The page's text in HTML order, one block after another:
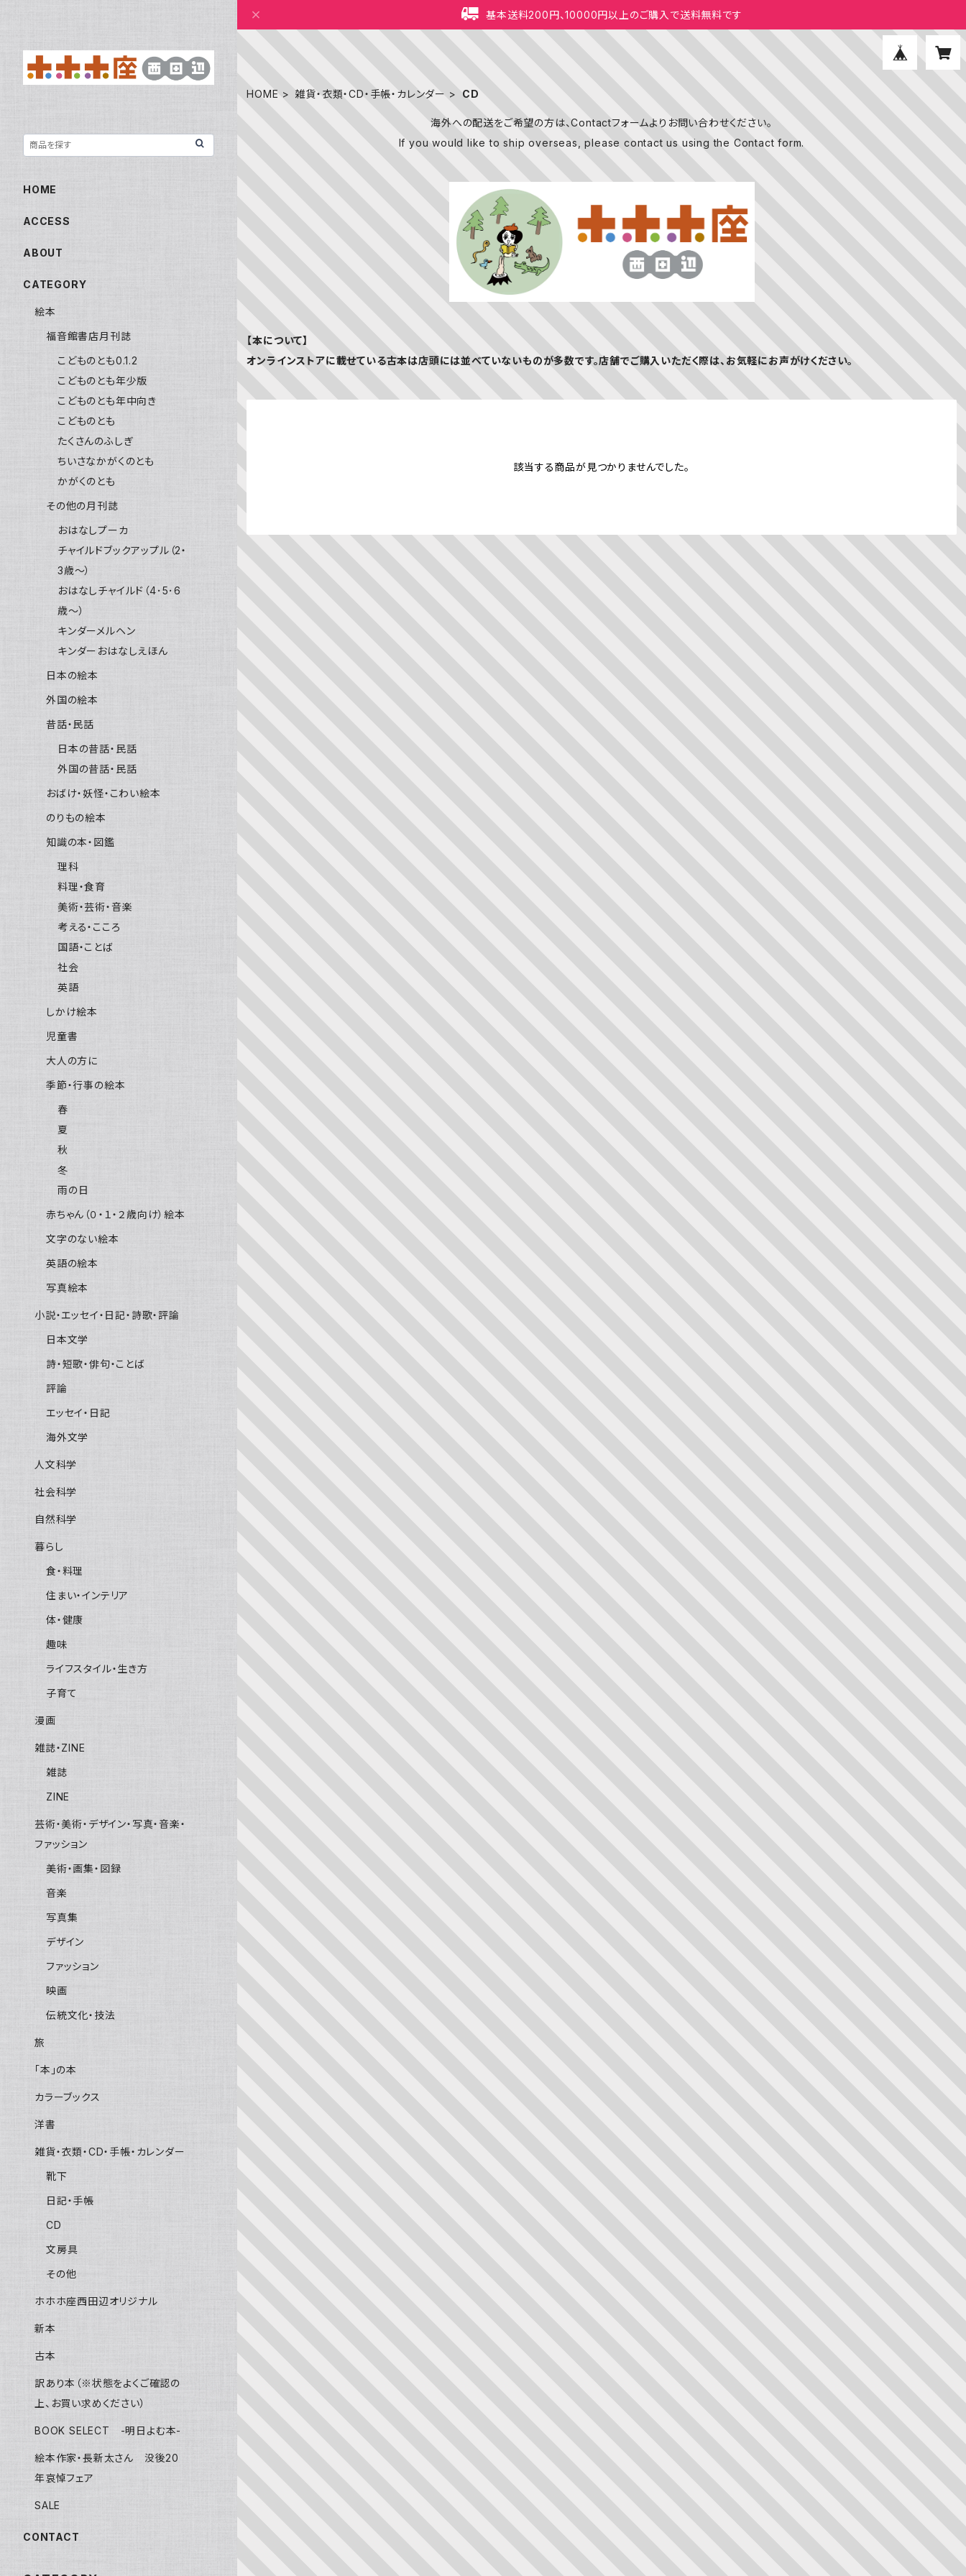
基本送料200円、10000円以上のご購入で送料無料です
HOME 雑貨・衣類・CD・手帳・カレンダー CD
海外への配送をご希望の方は、Contactフォームよりお問い合わせください。
If you would like to ship overseas, please contact us using the Contact form.
【本について】
オンラインストアに載せている古本は店頭には並べていないものが多数です。店舗でご購入いただく際は、お気軽にお声がけください。
該当する商品が見つかりませんでした。
HOME
ACCESS
ABOUT
CATEGORY
絵本
福音館書店月刊誌
こどものとも0.1.2
こどものとも年少版
こどものとも年中向き
こどものとも
たくさんのふしぎ
ちいさなかがくのとも
かがくのとも
その他の月刊誌
おはなしプーカ
チャイルドブックアップル（2・
3歳～）
おはなしチャイルド（4･5･6
歳～）
キンダーメルヘン
キンダーおはなしえほん
日本の絵本
外国の絵本
昔話・民話
日本の昔話・民話
外国の昔話・民話
おばけ・妖怪・こわい絵本
のりもの絵本
知識の本・図鑑
理科
料理・食育
美術・芸術・音楽
考える・こころ
国語・ことば
社会
英語
しかけ絵本
児童書
大人の方に
季節・行事の絵本
春
夏
秋
冬
雨の日
赤ちゃん（０・１・２歳向け）絵本
文字のない絵本
英語の絵本
写真絵本
小説・エッセイ・日記・詩歌・評論
日本文学
詩・短歌・俳句・ことば
評論
エッセイ・日記
海外文学
人文科学
社会科学
自然科学
暮らし
食・料理
住まい・インテリア
体・健康
趣味
ライフスタイル・生き方
子育て
漫画
雑誌・ZINE
雑誌
ZINE
芸術・美術・デザイン・写真・音楽・
ファッション
美術・画集・図録
音楽
写真集
デザイン
ファッション
映画
伝統文化・技法
旅
「本」の本
カラーブックス
洋書
雑貨・衣類・CD・手帳・カレンダー
靴下
日記・手帳
CD
文房具
その他
ホホホ座西田辺オリジナル
新本
古本
訳あり本（※状態をよくご確認の
上、お買い求めください）
BOOK SELECT -明日よむ本-
絵本作家・長新太さん 没後20
年哀悼フェア
SALE
CONTACT